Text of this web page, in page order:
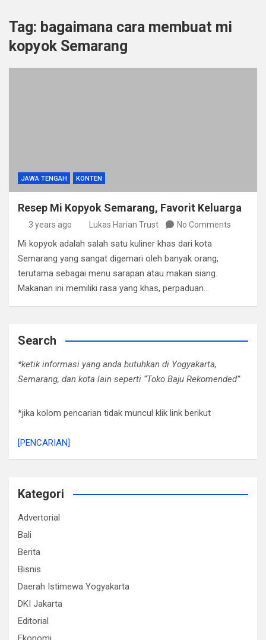
Tag: bagaimana cara membuat mi
kopyok Semarang
JAWA TENGAH KONTEN
Resep Mi Kopyok Semarang, Favorit Keluarga
3 years ago Lukas Harian Trust No Comments
Mi kopyok adalah salah satu kuliner khas dari kota
Semarang yang sangat digemari oleh banyak orang,
terutama sebagai menu sarapan atau makan siang.
Makanan ini memiliki rasa yang khas, perpaduan…
Search
*ketik informasi yang anda butuhkan di Yogyakarta,
Semarang, dan kota lain seperti “Toko Baju Rekomended”
*jika kolom pencarian tidak muncul klik link berikut
[PENCARIAN]
Kategori
Advertorial
Bali
Berita
Bisnis
Daerah Istimewa Yogyakarta
DKI Jakarta
Editorial